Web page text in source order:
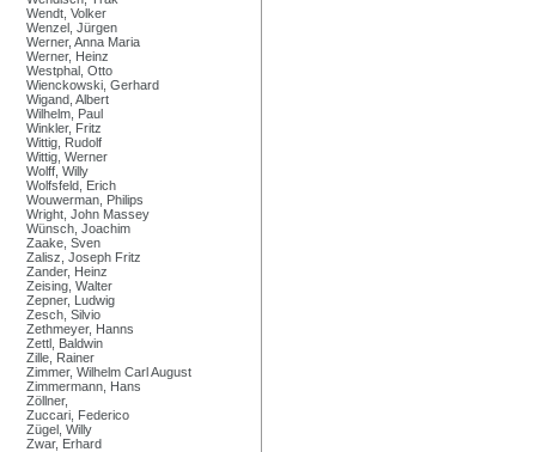
Wendt, Volker
Wenzel, Jürgen
Werner, Anna Maria
Werner, Heinz
Westphal, Otto
Wienckowski, Gerhard
Wigand, Albert
Wilhelm, Paul
Winkler, Fritz
Wittig, Rudolf
Wittig, Werner
Wolff, Willy
Wolfsfeld, Erich
Wouwerman, Philips
Wright, John Massey
Wünsch, Joachim
Zaake, Sven
Zalisz, Joseph Fritz
Zander, Heinz
Zeising, Walter
Zepner, Ludwig
Zesch, Silvio
Zethmeyer, Hanns
Zettl, Baldwin
Zille, Rainer
Zimmer, Wilhelm Carl August
Zimmermann, Hans
Zöllner,
Zuccari, Federico
Zügel, Willy
Zwar, Erhard